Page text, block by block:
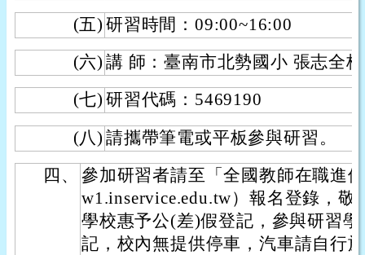
(五) 研習時間：09:00~16:00
(六) 講 師：臺南市北勢國小 張志全
(七) 研習代碼：5469190
(八) 請攜帶筆電或平板參與研習。
四、
參加研習者請至「全國教師在職進
w1.inservice.edu.tw）報名登錄，
學校惠予公(差)假登記，參與研習
記，校內無提供停車，汽車請自行